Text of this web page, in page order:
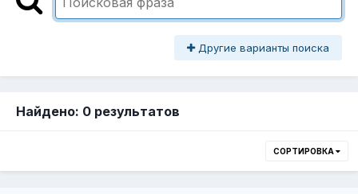
Другие варианты поиска
Найдено: 0 результатов
СОРТИРОВКА